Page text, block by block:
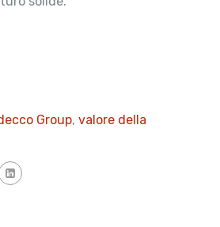
Group, valore della